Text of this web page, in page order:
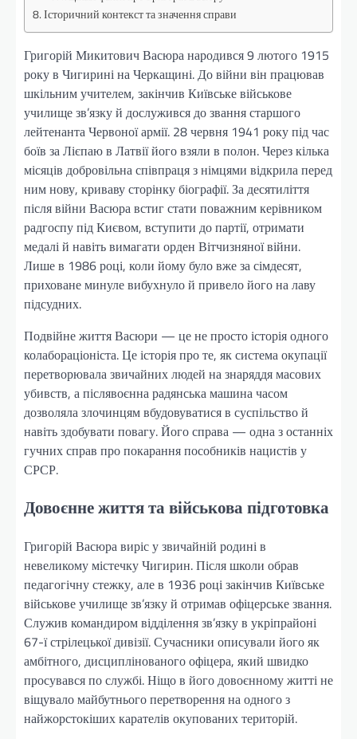
Історичний контекст та значення справи
Григорій Микитович Васюра народився 9 лютого 1915
року в Чигирині на Черкащині. До війни він працював
шкільним учителем, закінчив Київське військове
училище зв’язку й дослужився до звання старшого
лейтенанта Червоної армії. 28 червня 1941 року під час
боїв за Лієпаю в Латвії його взяли в полон. Через кілька
місяців добровільна співпраця з німцями відкрила перед
ним нову, криваву сторінку біографії. За десятиліття
після війни Васюра встиг стати поважним керівником
радгоспу під Києвом, вступити до партії, отримати
медалі й навіть вимагати орден Вітчизняної війни.
Лише в 1986 році, коли йому було вже за сімдесят,
приховане минуле вибухнуло й привело його на лаву
підсудних.
Подвійне життя Васюри — це не просто історія одного
колабораціоніста. Це історія про те, як система окупації
перетворювала звичайних людей на знаряддя масових
убивств, а післявоєнна радянська машина часом
дозволяла злочинцям вбудовуватися в суспільство й
навіть здобувати повагу. Його справа — одна з останніх
гучних справ про покарання пособників нацистів у
СРСР.
Довоєнне життя та військова підготовка
Григорій Васюра виріс у звичайній родині в
невеликому містечку Чигирин. Після школи обрав
педагогічну стежку, але в 1936 році закінчив Київське
військове училище зв’язку й отримав офіцерське звання.
Служив командиром відділення зв’язку в укріпрайоні
67-ї стрілецької дивізії. Сучасники описували його як
амбітного, дисциплінованого офіцера, який швидко
просувався по службі. Ніщо в його довоєнному житті не
віщувало майбутнього перетворення на одного з
найжорстокіших карателів окупованих територій.